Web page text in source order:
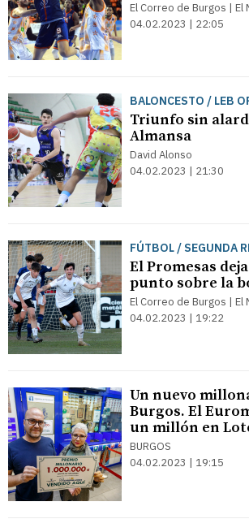
El Correo de Burgos | El
04.02.2023 | 22:05
BALONCESTO / LEB
Triunfo sin
Almansa
David Alonso
04.02.2023 | 21:30
FÚTBOL / SEGUNDA
El Promesas
punto sobre la
El Correo de Burgos | El
04.02.2023 | 19:22
Un nuevo
Burgos. El
un millón en
BURGOS
04.02.2023 | 19:15